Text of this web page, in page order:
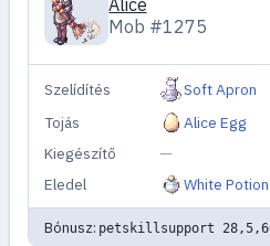
Alice
Mob #1275
Szelídítés
Soft Apron
Tojás
Alice Egg
Kiegészítő
—
Eledel
White Potion
Bónusz: petskillsupport